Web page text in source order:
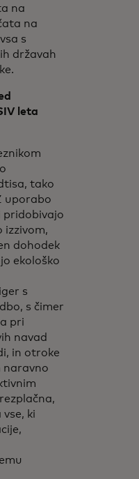
na
na
s
državah
leta
tako
uporabo
pridobivajo
izzivom,
dohodek
ekološko
s
s čimer
pri
navad
in otroke
naravno
ki